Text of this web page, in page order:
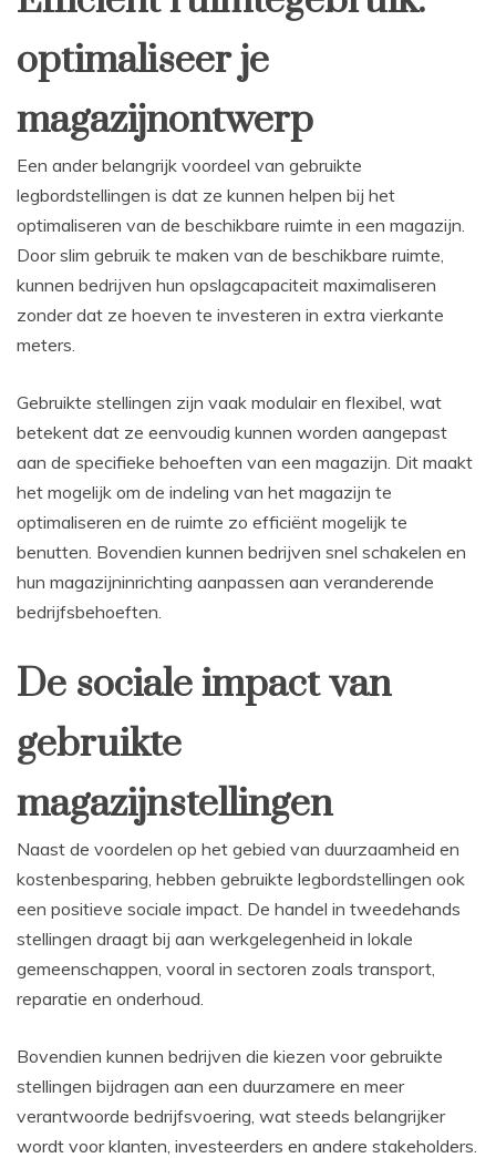
optimaliseer je
magazijnontwerp
Een ander belangrijk voordeel van gebruikte
legbordstellingen is dat ze kunnen helpen bij het
optimaliseren van de beschikbare ruimte in een magazijn.
Door slim gebruik te maken van de beschikbare ruimte,
kunnen bedrijven hun opslagcapaciteit maximaliseren
zonder dat ze hoeven te investeren in extra vierkante
meters.
Gebruikte stellingen zijn vaak modulair en flexibel, wat
betekent dat ze eenvoudig kunnen worden aangepast
aan de specifieke behoeften van een magazijn. Dit maakt
het mogelijk om de indeling van het magazijn te
optimaliseren en de ruimte zo efficiënt mogelijk te
benutten. Bovendien kunnen bedrijven snel schakelen en
hun magazijninrichting aanpassen aan veranderende
bedrijfsbehoeften.
De sociale impact van
gebruikte
magazijnstellingen
Naast de voordelen op het gebied van duurzaamheid en
kostenbesparing, hebben gebruikte legbordstellingen ook
een positieve sociale impact. De handel in tweedehands
stellingen draagt bij aan werkgelegenheid in lokale
gemeenschappen, vooral in sectoren zoals transport,
reparatie en onderhoud.
Bovendien kunnen bedrijven die kiezen voor gebruikte
stellingen bijdragen aan een duurzamere en meer
verantwoorde bedrijfsvoering, wat steeds belangrijker
wordt voor klanten, investeerders en andere stakeholders.